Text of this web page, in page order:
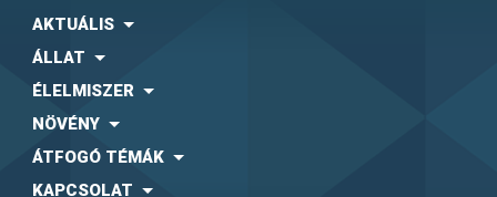
AKTUÁLIS
ÁLLAT
ÉLELMISZER
NÖVÉNY
ÁTFOGÓ TÉMÁK
KAPCSOLAT